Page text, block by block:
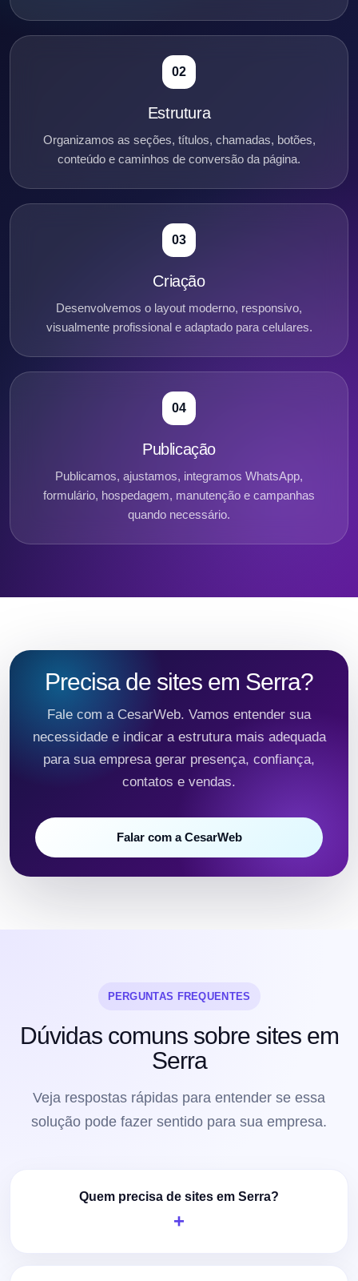
02
Estrutura
Organizamos as seções, títulos, chamadas, botões,
conteúdo e caminhos de conversão da página.
03
Criação
Desenvolvemos o layout moderno, responsivo,
visualmente profissional e adaptado para celulares.
04
Publicação
Publicamos, ajustamos, integramos WhatsApp,
formulário, hospedagem, manutenção e campanhas
quando necessário.
Precisa de sites em Serra?
Fale com a CesarWeb. Vamos entender sua
necessidade e indicar a estrutura mais adequada
para sua empresa gerar presença, confiança,
contatos e vendas.
Falar com a CesarWeb
PERGUNTAS FREQUENTES
Dúvidas comuns sobre sites em
Serra
Veja respostas rápidas para entender se essa
solução pode fazer sentido para sua empresa.
Quem precisa de sites em Serra?